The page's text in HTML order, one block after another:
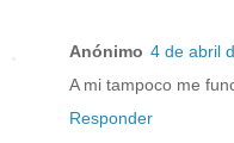
Anónimo 4 de abril
A mi tampoco me
Responder